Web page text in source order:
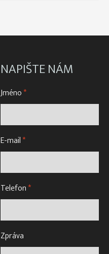
NAPIŠTE NÁM
Jméno*
E-mail*
Telefon*
Zpráva